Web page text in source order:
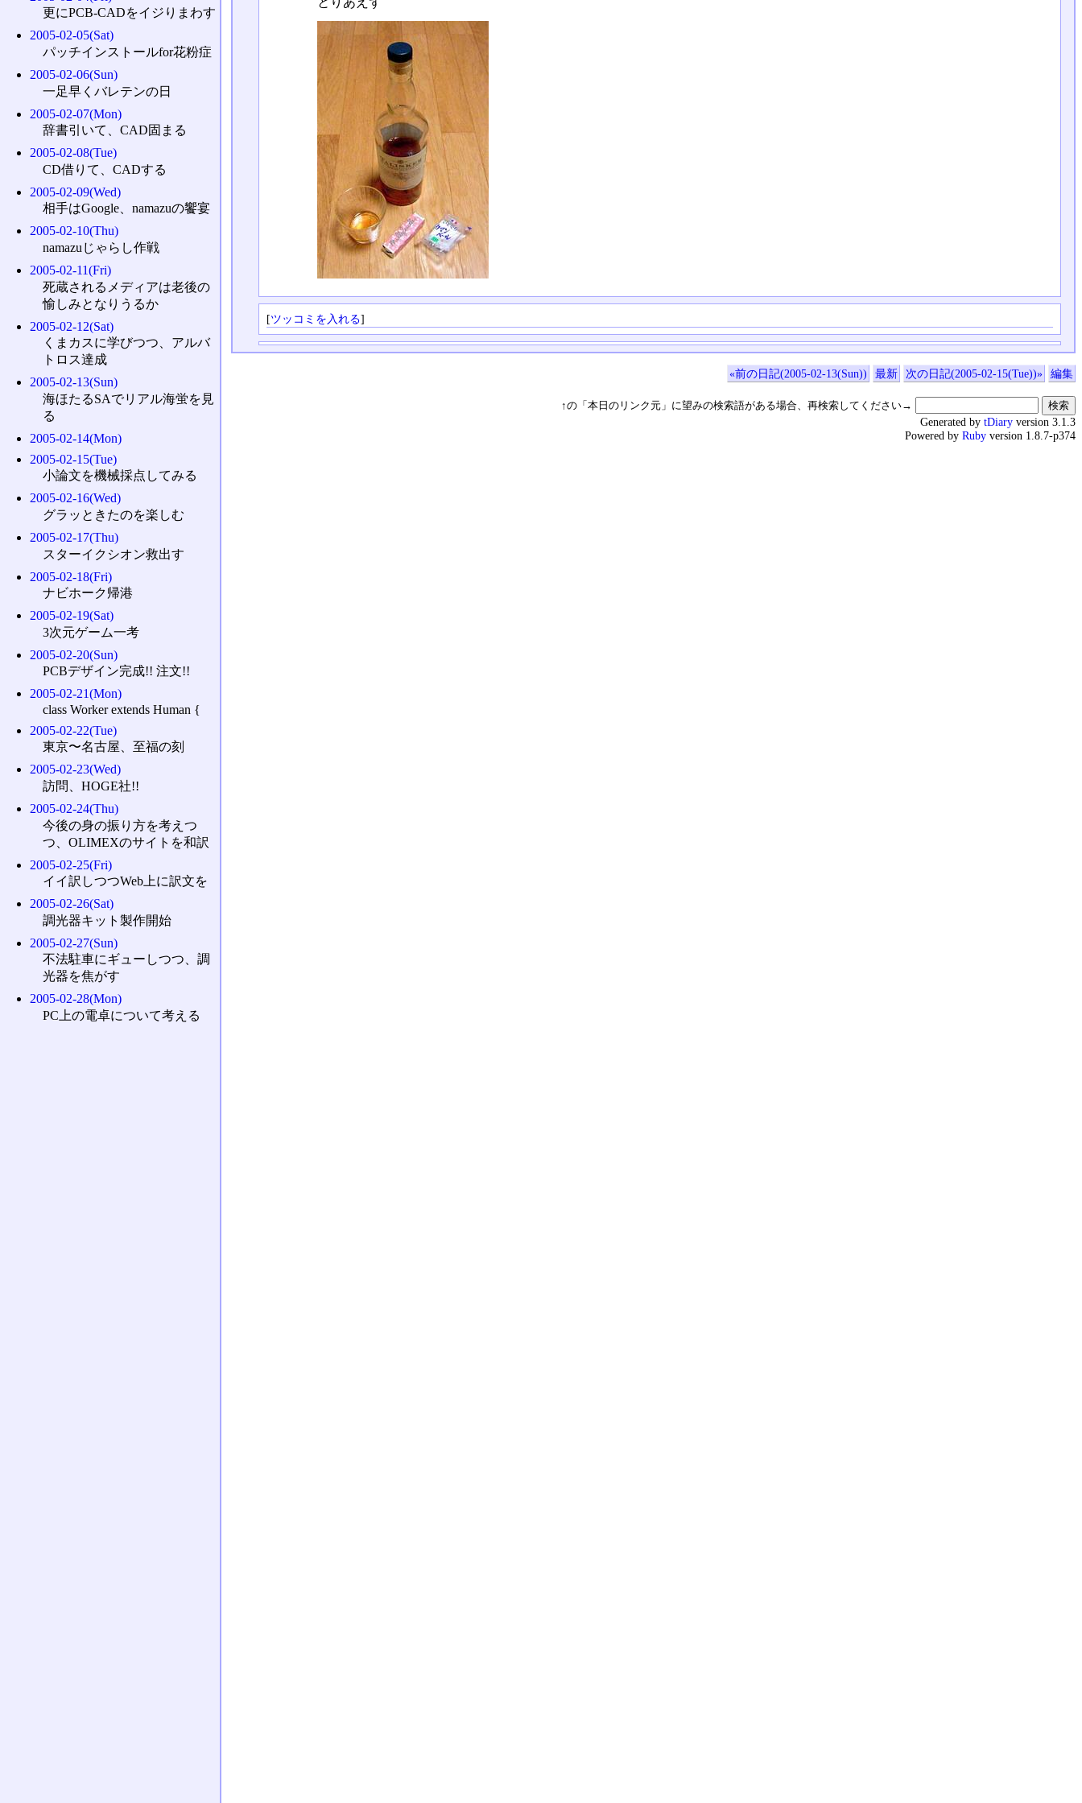
[ツッコミを入れる]
«前の日記(2005-02-13(Sun)) 最新 次の日記(2005-02-15(Tue))» 編集
↑の「本日のリンク元」に望みの検索語がある場合、再検索してください→
更にPCB-CADをイジりまわす
2005-02-05(Sat)
パッチインストールfor花粉症
2005-02-06(Sun)
一足早くバレテンの日
2005-02-07(Mon)
辞書引いて、CAD固まる
2005-02-08(Tue)
CD借りて、CADする
2005-02-09(Wed)
相手はGoogle、namazuの饗宴
2005-02-10(Thu)
namazuじゃらし作戦
2005-02-11(Fri)
死蔵されるメディアは老後の
愉しみとなりうるか
2005-02-12(Sat)
くまカスに学びつつ、アルバ
トロス達成
2005-02-13(Sun)
海ほたるSAでリアル海蛍を見
る
2005-02-14(Mon)
2005-02-15(Tue)
小論文を機械採点してみる
2005-02-16(Wed)
グラッときたのを楽しむ
2005-02-17(Thu)
スターイクシオン救出す
2005-02-18(Fri)
ナビホーク帰港
2005-02-19(Sat)
3次元ゲーム一考
2005-02-20(Sun)
PCBデザイン完成!! 注文!!
2005-02-21(Mon)
class Worker extends Human {
2005-02-22(Tue)
東京〜名古屋、至福の刻
2005-02-23(Wed)
訪問、HOGE社!!
2005-02-24(Thu)
今後の身の振り方を考えつ
つ、OLIMEXのサイトを和訳
2005-02-25(Fri)
イイ訳しつつWeb上に訳文を
2005-02-26(Sat)
調光器キット製作開始
2005-02-27(Sun)
不法駐車にギューしつつ、調
光器を焦がす
2005-02-28(Mon)
PC上の電卓について考える
Generated by tDiary version 3.1.3
Powered by Ruby version 1.8.7-p374